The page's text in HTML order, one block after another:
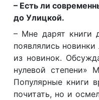
– Есть ли
до Улицкой.
– Мне дарят книги
появлялись
из новинок.
нулевой степени»
Популярные книги
почитать, но и